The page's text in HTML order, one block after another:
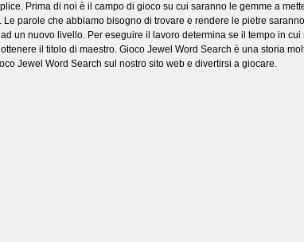
Prima di noi è il campo di gioco su cui saranno le gemme a
parole che abbiamo bisogno di trovare e rendere le pietre
un nuovo livello. Per eseguire il lavoro determina se il tempo in
il titolo di maestro. Gioco Jewel Word Search è una storia
Jewel Word Search sul nostro sito web e divertirsi a giocare.